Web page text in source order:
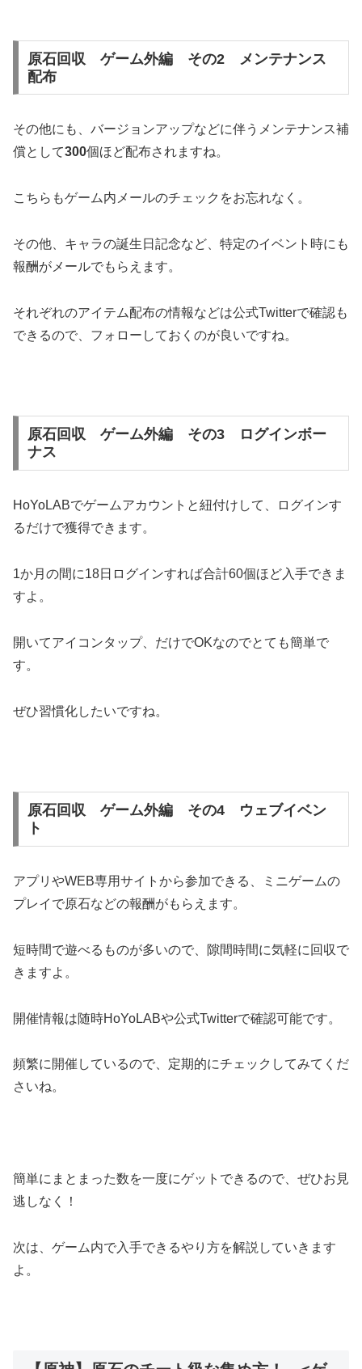
原石回収 ゲーム外編 その2 メンテナンス
配布
その他にも、バージョンアップなどに伴うメンテナンス補
償として300個ほど配布されますね。
こちらもゲーム内メールのチェックをお忘れなく。
その他、キャラの誕生日記念など、特定のイベント時にも
報酬がメールでもらえます。
それぞれのアイテム配布の情報などは公式Twitterで確認も
できるので、フォローしておくのが良いですね。
原石回収 ゲーム外編 その3 ログインボー
ナス
HoYoLABでゲームアカウントと紐付けして、ログインす
るだけで獲得できます。
1か月の間に18日ログインすれば合計60個ほど入手できま
すよ。
開いてアイコンタップ、だけでOKなのでとても簡単で
す。
ぜひ習慣化したいですね。
原石回収 ゲーム外編 その4 ウェブイベン
ト
アプリやWEB専用サイトから参加できる、ミニゲームの
プレイで原石などの報酬がもらえます。
短時間で遊べるものが多いので、隙間時間に気軽に回収で
きますよ。
開催情報は随時HoYoLABや公式Twitterで確認可能です。
頻繁に開催しているので、定期的にチェックしてみてくだ
さいね。
簡単にまとまった数を一度にゲットできるので、ぜひお見
逃しなく！
次は、ゲーム内で入手できるやり方を解説していきます
よ。